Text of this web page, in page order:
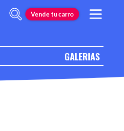
Vende tu carro
GALERIAS